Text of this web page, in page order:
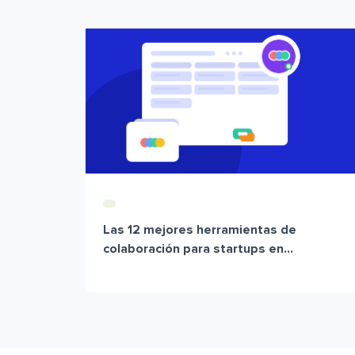
Las 12 mejores herramientas de
colaboración para startups en...